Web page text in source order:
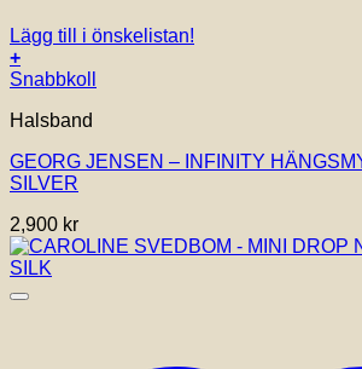
Lägg till i önskelistan!
+
Snabbkoll
Halsband
GEORG JENSEN – INFINITY
SILVER
2,900 kr